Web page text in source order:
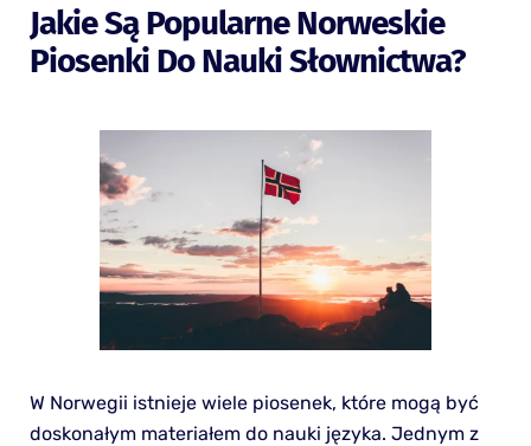
Jakie Są Popularne Norweskie
Piosenki Do Nauki Słownictwa?
W Norwegii istnieje wiele piosenek, które mogą być
doskonałym materiałem do nauki języka. Jednym z